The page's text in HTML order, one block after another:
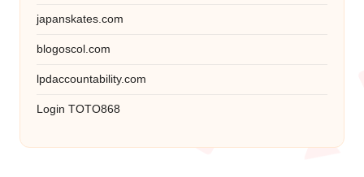
japanskates.com
blogoscol.com
lpdaccountability.com
Login TOTO868